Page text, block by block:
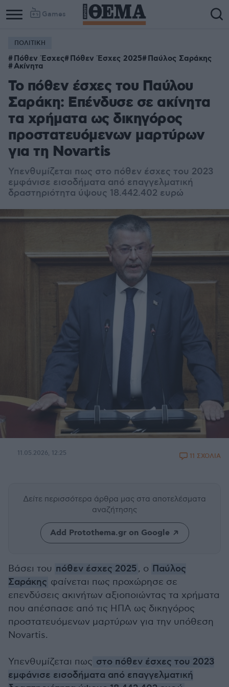
Games
ΠΟΛΙΤΙΚΗ
Πόθεν Έσχες Πόθεν Έσχες 2025 Παύλος Σαράκης
Ακίνητα
Το πόθεν έσχες του Παύλου
Σαράκη: Επένδυσε σε ακίνητα
τα χρήματα ως δικηγόρος
προστατευόμενων μαρτύρων
για τη Novartis
Υπενθυμίζεται πως στο πόθεν έσχες του 2023
εμφάνισε εισοδήματα από επαγγελματική
δραστηριότητα ύψους 18.442.402 ευρώ
11.05.2026, 12:25 11 ΣΧΟΛΙΑ
Δείτε περισσότερα άρθρα μας στα αποτελέσματα
αναζήτησης
Add Protothema.gr on Google
Βάσει του πόθεν έσχες 2025, ο Παύλος
Σαράκης φαίνεται πως προχώρησε σε
επενδύσεις ακινήτων αξιοποιώντας τα χρήματα
που απέσπασε από τις ΗΠΑ ως δικηγόρος
προστατευόμενων μαρτύρων για την υπόθεση
Novartis.
Υπενθυμίζεται πως στο πόθεν έσχες του 2023
εμφάνισε εισοδήματα από επαγγελματική